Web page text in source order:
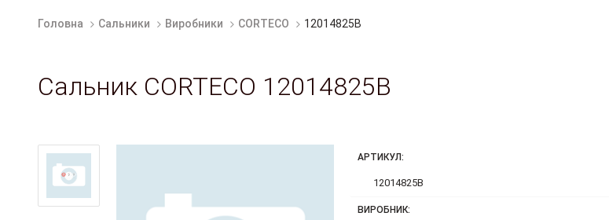
Головна Сальники Виробники CORTECO 12014825B
Сальник CORTECO 12014825B
АРТИКУЛ:
12014825B
ВИРОБНИК: